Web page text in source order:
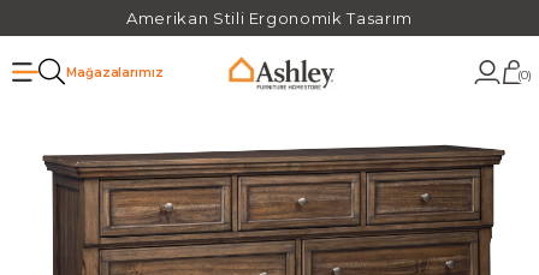
Amerikan Stili Ergonomik Tasarım
Mağazalarımız 0